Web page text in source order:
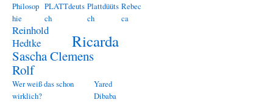
Philosop
hie
PLATTdeuts
ch
Plattdüüts
ch
Rebec
ca
Reinhold
Hedtke
Ricarda
Sascha Clemens
Rolf
Wer weiß das schon
wirklich?
Yared
Dibaba